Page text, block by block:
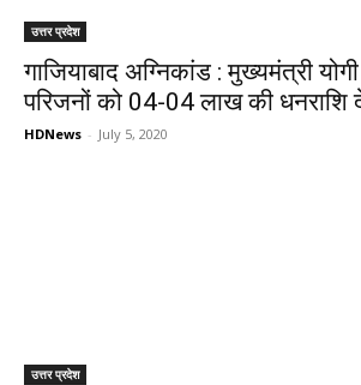
उत्तर प्रदेश
गाजियाबाद अग्निकांड : मुख्यमंत्री
परिजनों को 04-04 लाख की धनराशि
HDNews - July 5, 2020
उत्तर प्रदेश